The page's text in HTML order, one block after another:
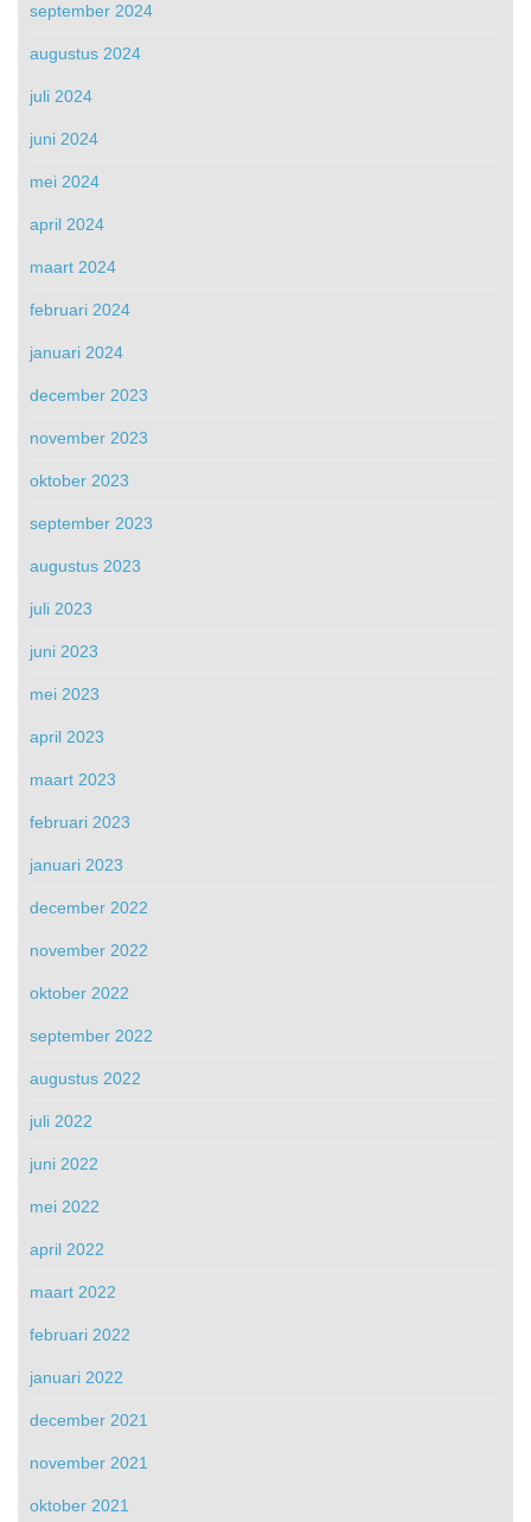
september 2024
augustus 2024
juli 2024
juni 2024
mei 2024
april 2024
maart 2024
februari 2024
januari 2024
december 2023
november 2023
oktober 2023
september 2023
augustus 2023
juli 2023
juni 2023
mei 2023
april 2023
maart 2023
februari 2023
januari 2023
december 2022
november 2022
oktober 2022
september 2022
augustus 2022
juli 2022
juni 2022
mei 2022
april 2022
maart 2022
februari 2022
januari 2022
december 2021
november 2021
oktober 2021